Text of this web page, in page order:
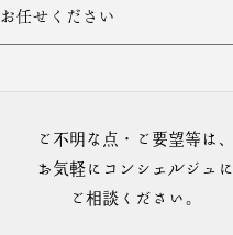
お任せください
ご不明な点・ご要望等は、
お気軽にコンシェルジュに
ご相談ください。